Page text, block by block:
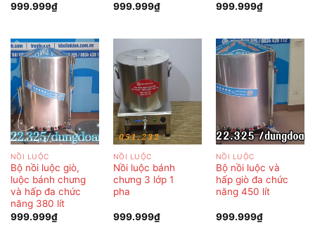
999.999₫ 999.999₫ 999.999₫
NỒI LUỘC
Bộ nồi luộc giò,
luộc bánh chưng
và hấp đa chức
năng 380 lít
999.999₫
NỒI LUỘC
Nồi luộc bánh
chưng 3 lớp 1
pha
999.999₫
NỒI LUỘC
Bộ nồi luộc và
hấp giò đa chức
năng 450 lít
999.999₫